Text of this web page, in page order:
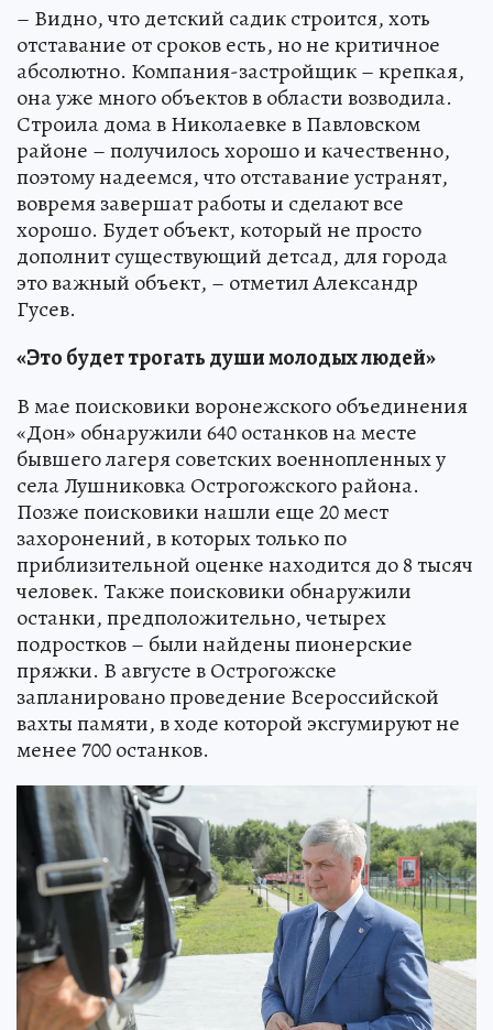
– Видно, что детский садик строится, хоть
отставание от сроков есть, но не критичное
абсолютно. Компания-застройщик – крепкая,
она уже много объектов в области возводила.
Строила дома в Николаевке в Павловском
районе – получилось хорошо и качественно,
поэтому надеемся, что отставание устранят,
вовремя завершат работы и сделают все
хорошо. Будет объект, который не просто
дополнит существующий детсад, для города
это важный объект, – отметил Александр
Гусев.
«Это будет трогать души молодых людей»
В мае поисковики воронежского объединения
«Дон» обнаружили 640 останков на месте
бывшего лагеря советских военнопленных у
села Лушниковка Острогожского района.
Позже поисковики нашли еще 20 мест
захоронений, в которых только по
приблизительной оценке находится до 8 тысяч
человек. Также поисковики обнаружили
останки, предположительно, четырех
подростков – были найдены пионерские
пряжки. В августе в Острогожске
запланировано проведение Всероссийской
вахты памяти, в ходе которой эксгумируют не
менее 700 останков.